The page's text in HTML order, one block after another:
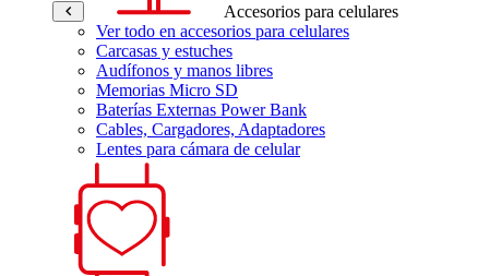
Accesorios para celulares
Ver todo en accesorios para celulares
Carcasas y estuches
Audífonos y manos libres
Memorias Micro SD
Baterías Externas Power Bank
Cables, Cargadores, Adaptadores
Lentes para cámara de celular